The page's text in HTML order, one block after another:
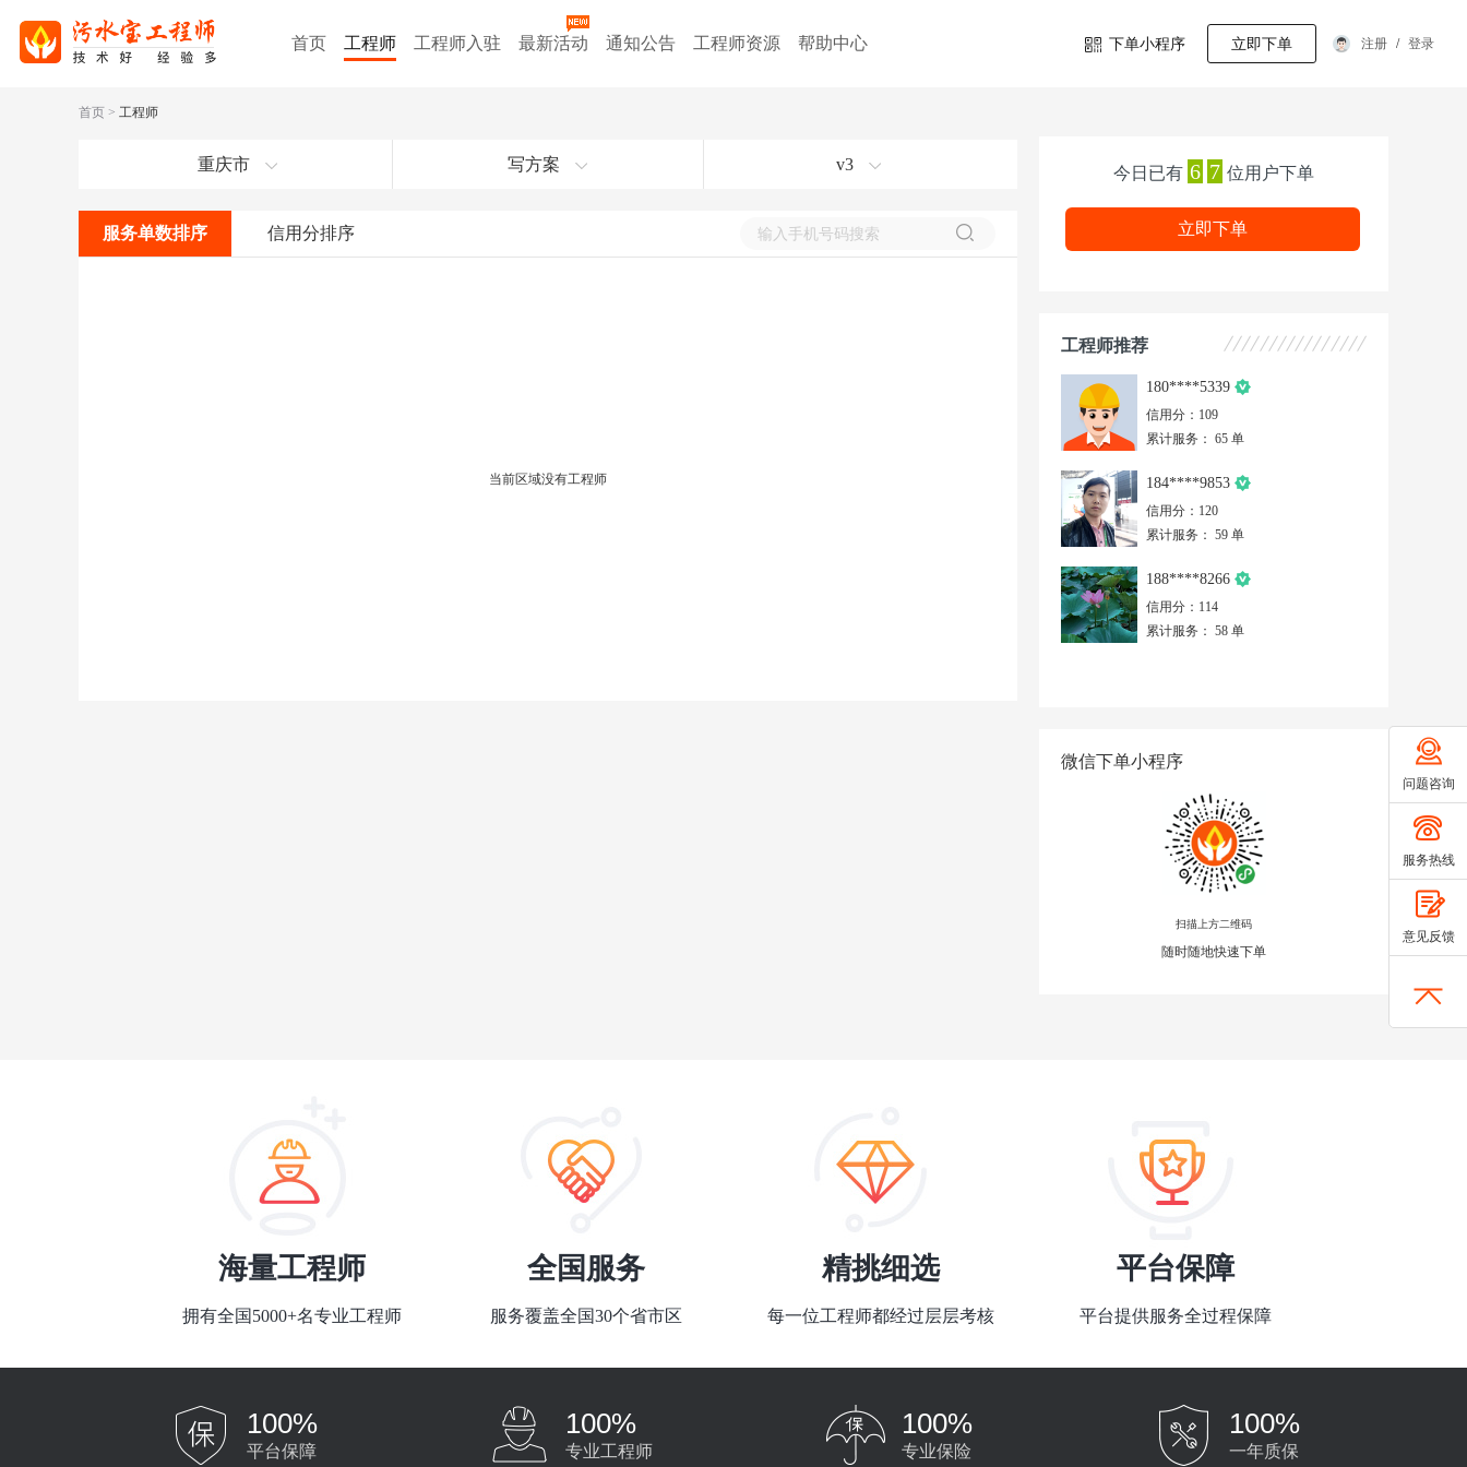
首页 工程师 工程师入驻 最新活动 通知公告 工程师资源 帮助中心 立即下单 注册 / 登录
下单小程序
首页 > 工程师
重庆市 写方案 v3
服务单数排序 信用分排序
当前区域没有工程师
今日已有 6 7 位用户下单
立即下单
工程师推荐
180****5339
信用分：109
累计服务： 65 单
184****9853
信用分：120
累计服务： 59 单
188****8266
信用分：114
累计服务： 58 单
微信下单小程序
扫描上方二维码
随时随地快速下单
海量工程师
拥有全国5000+名专业工程师
全国服务
服务覆盖全国30个省市区
精挑细选
每一位工程师都经过层层考核
平台保障
平台提供服务全过程保障
100%
平台保障
100%
专业工程师
100%
专业保险
100%
一年质保
问题咨询
服务热线
意见反馈